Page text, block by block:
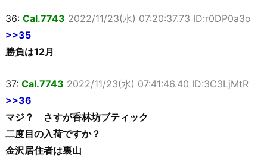
36: Cal.7743 2022/11/23(水) 07:20:37.73 ID:r0DP0a3o
>>35
勝負は12月
37: Cal.7743 2022/11/23(水) 07:41:46.40 ID:3C3LjMtR
>>36
マジ？ さすが香林坊ブティック
二度目の入荷ですか？
金沢居住者は裏山